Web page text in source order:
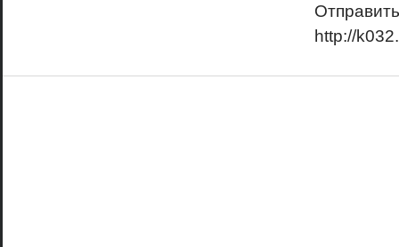
http://